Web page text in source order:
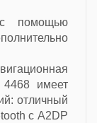
помощью
4468 имеет
отличный
с A2DP